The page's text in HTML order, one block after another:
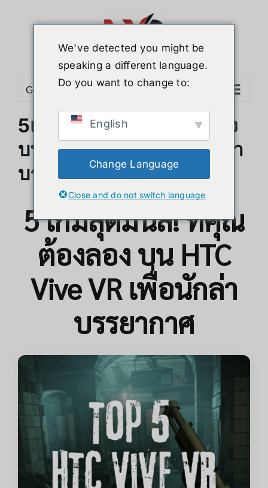
Go to...
5เกมสุดมันส์! ที่คุณต้องลอง
บน HTC Vive VR เพื่อนักล่า
บรรยากาศ
5 เกมสุดมันส์! ที่คุณ
ต้องลอง บน HTC
Vive VR เพื่อนักล่า
บรรยากาศ
We've detected you might be
speaking a different language.
Do you want to change to:
English
Change Language
Close and do not switch language